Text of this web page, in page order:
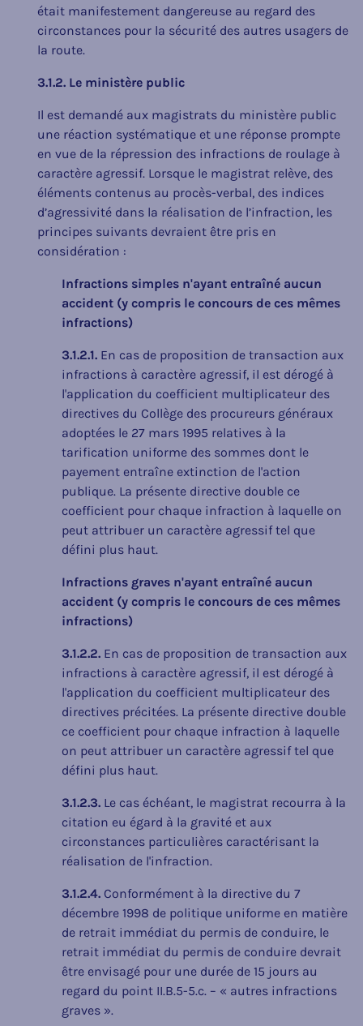
était manifestement dangereuse au regard des
circonstances pour la sécurité des autres usagers de
la route.
3.1.2. Le ministère public
Il est demandé aux magistrats du ministère public
une réaction systématique et une réponse prompte
en vue de la répression des infractions de roulage à
caractère agressif. Lorsque le magistrat relève, des
éléments contenus au procès-verbal, des indices
d’agressivité dans la réalisation de l’infraction, les
principes suivants devraient être pris en
considération :
Infractions simples n'ayant entraîné aucun
accident (y compris le concours de ces mêmes
infractions)
3.1.2.1. En cas de proposition de transaction aux
infractions à caractère agressif, il est dérogé à
l'application du coefficient multiplicateur des
directives du Collège des procureurs généraux
adoptées le 27 mars 1995 relatives à la
tarification uniforme des sommes dont le
payement entraîne extinction de l'action
publique. La présente directive double ce
coefficient pour chaque infraction à laquelle on
peut attribuer un caractère agressif tel que
défini plus haut.
Infractions graves n'ayant entraîné aucun
accident (y compris le concours de ces mêmes
infractions)
3.1.2.2. En cas de proposition de transaction aux
infractions à caractère agressif, il est dérogé à
l'application du coefficient multiplicateur des
directives précitées. La présente directive double
ce coefficient pour chaque infraction à laquelle
on peut attribuer un caractère agressif tel que
défini plus haut.
3.1.2.3. Le cas échéant, le magistrat recourra à la
citation eu égard à la gravité et aux
circonstances particulières caractérisant la
réalisation de l'infraction.
3.1.2.4. Conformément à la directive du 7
décembre 1998 de politique uniforme en matière
de retrait immédiat du permis de conduire, le
retrait immédiat du permis de conduire devrait
être envisagé pour une durée de 15 jours au
regard du point II.B.5-5.c. – « autres infractions
graves ».